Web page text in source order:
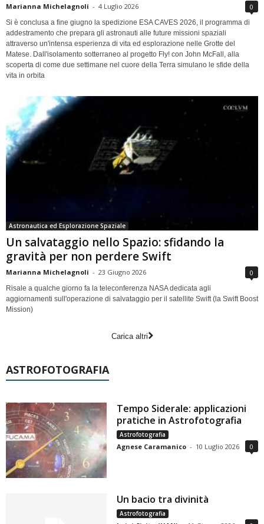
Marianna Michelagnoli - 4 Luglio 2026 0
Si è conclusa a fine giugno la spedizione ESA CAVES 2026, il programma di
addestramento che prepara gli astronauti alle future missioni spaziali
attraverso un'intensa esperienza di vita ed esplorazione nelle Grotte del
Matese. Dall'isolamento sotterraneo al progetto Fly! con John McFall, alla
scoperta di come due settimane nel cuore della Terra simulano le sfide della
vita in orbita
Astronautica ed Esplorazione Spaziale
Un salvataggio nello Spazio: sfidando la
gravità per non perdere Swift
Marianna Michelagnoli - 23 Giugno 2026 0
Risale a qualche giorno fa la teleconferenza NASA dedicata agli
aggiornamenti sull'operazione di salvataggio per il satellite Swift (la Swift Boost
Mission)
Carica altri
ASTROFOTOGRAFIA
Tempo Siderale: applicazioni
pratiche in Astrofotografia
Astrofotografia
Agnese Caramanico - 10 Luglio 2026 0
Un bacio tra divinità
Astrofotografia